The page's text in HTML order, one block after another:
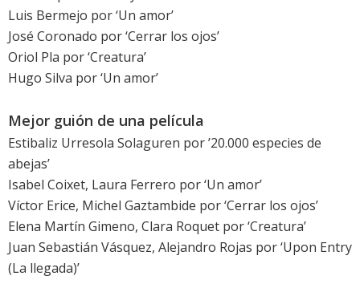
Luis Bermejo por ‘Un amor’
José Coronado por ‘Cerrar los ojos’
Oriol Pla por ‘Creatura’
Hugo Silva por ‘Un amor’
Mejor guión de una película
Estibaliz Urresola Solaguren por ’20.000 especies de
abejas’
Isabel Coixet, Laura Ferrero por ‘Un amor’
Víctor Erice, Michel Gaztambide por ‘Cerrar los ojos’
Elena Martín Gimeno, Clara Roquet por ‘Creatura’
Juan Sebastián Vásquez, Alejandro Rojas por ‘Upon Entry
(La llegada)’